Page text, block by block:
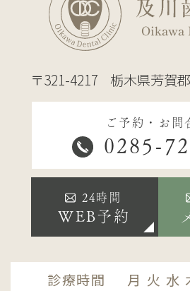
〒321-4217 栃木県芳賀
ご予約・お問
0285-
24時間
WEB予約
診療時間 月 火 水